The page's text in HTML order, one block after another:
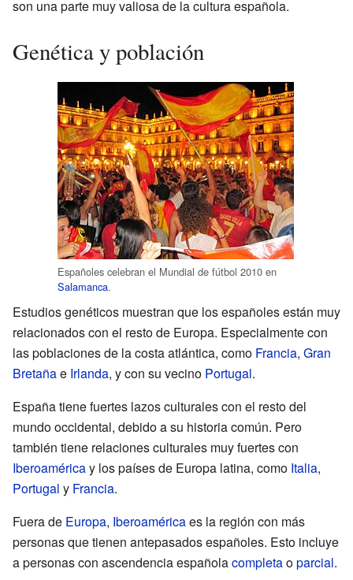
son una parte muy valiosa de la cultura española.
Genética y población
Españoles celebran el Mundial de fútbol 2010 en
Salamanca.
Estudios genéticos muestran que los españoles están muy
relacionados con el resto de Europa. Especialmente con
las poblaciones de la costa atlántica, como Francia, Gran
Bretañae Irlanda, y con su vecino Portugal.
España tiene fuertes lazos culturales con el resto del
mundo occidental, debido a su historia común. Pero
también tiene relaciones culturales muy fuertes con
Iberoaméricay los países de Europa latina, como Italia,
Portugal y Francia.
Fuera de Europa, Iberoaméricaes la región con más
personas que tienen antepasados españoles. Esto incluye
a personas con ascendencia españolacompletaoparcial.